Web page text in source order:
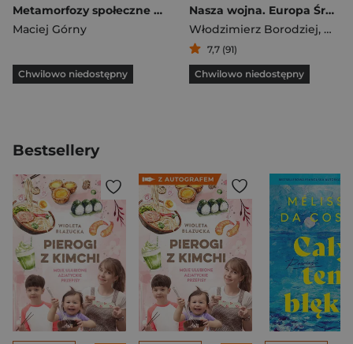
Metamorfozy społeczne Tom 11 Kreślarze ojczyzn Geografowie i granice miedzywojennej Europy
Maciej Górny
Chwilowo niedostępny
Nasza wojna. Europa Środkowo-Wschodnia 1912-1916. Tom I. Imperia
Włodzimierz Borodziej,
7,7 (91)
Chwilowo niedostępny
Bestsellery